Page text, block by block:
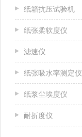
纸箱抗压试验机
纸张柔软度仪
滤速仪
纸张吸水率测定仪
纸浆尘埃度仪
耐折度仪